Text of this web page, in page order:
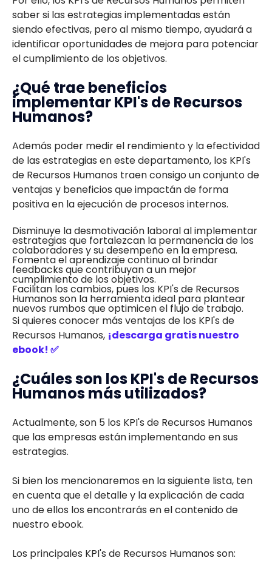
saber si las estrategias implementadas están
siendo efectivas, pero al mismo tiempo, ayudará a
identificar oportunidades de mejora para potenciar
el cumplimiento de los objetivos.
¿Qué trae beneficios
implementar KPI's de Recursos
Humanos?
Además poder medir el rendimiento y la efectividad
de las estrategias en este departamento, los KPI's
de Recursos Humanos traen consigo un conjunto de
ventajas y beneficios que impactán de forma
positiva en la ejecución de procesos internos.
Disminuye la desmotivación laboral al implementar
estrategias que fortalezcan la permanencia de los
colaboradores y su desempeño en la empresa.
Fomenta el aprendizaje continuo al brindar
feedbacks que contribuyan a un mejor
cumplimiento de los objetivos.
Facilitan los cambios, pues los KPI's de Recursos
Humanos son la herramienta ideal para plantear
nuevos rumbos que optimicen el flujo de trabajo.
Si quieres conocer más ventajas de los KPI's de
Recursos Humanos, ¡descarga gratis nuestro
ebook! ✅
¿Cuáles son los KPI's de Recursos
Humanos más utilizados?
Actualmente, son 5 los KPI's de Recursos Humanos
que las empresas están implementando en sus
estrategias.
Si bien los mencionaremos en la siguiente lista, ten
en cuenta que el detalle y la explicación de cada
uno de ellos los encontrarás en el contenido de
nuestro ebook.
Los principales KPI's de Recursos Humanos son: